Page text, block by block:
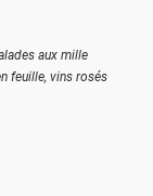
aux mille
feuille, vins rosés